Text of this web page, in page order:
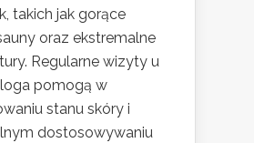
takich jak gorące
oraz ekstremalne
Regularne wizyty u
pomogą w
stanu skóry i
dostosowywaniu